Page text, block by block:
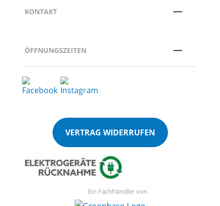
KONTAKT
ÖFFNUNGSZEITEN
VERTRAG WIDERRUFEN
Ein Fachhändler von